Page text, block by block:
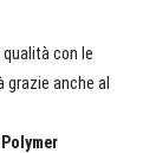
con le
anche al